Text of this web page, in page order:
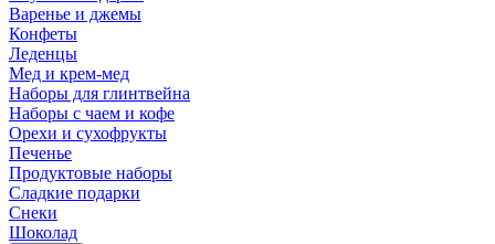
Варенье и джемы
Конфеты
Леденцы
Мед и крем-мед
Наборы для глинтвейна
Наборы с чаем и кофе
Орехи и сухофрукты
Печенье
Продуктовые наборы
Сладкие подарки
Снеки
Шоколад